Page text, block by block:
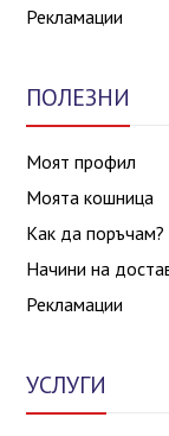
Рекламации
ПОЛЕЗНИ
Моят профил
Моята кошница
Как да поръчам?
Начини на
Рекламации
УСЛУГИ